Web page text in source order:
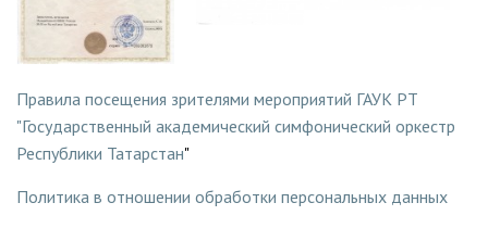
Правила посещения зрителями мероприятий ГАУК РТ
"Государственный академический симфонический оркестр
Республики Татарстан"
Политика в отношении обработки персональных данных